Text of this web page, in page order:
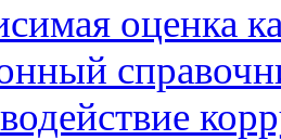
оценка